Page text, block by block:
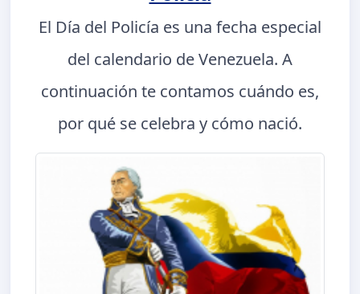
El Día del Policía es una fecha especial
del calendario de Venezuela. A
continuación te contamos cuándo es,
por qué se celebra y cómo nació.